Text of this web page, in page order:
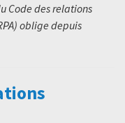
Code des relations
oblige depuis